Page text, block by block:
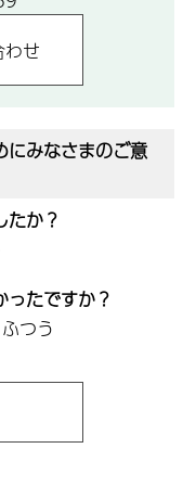
にみなさまのご意
たか？
ったですか？
つう